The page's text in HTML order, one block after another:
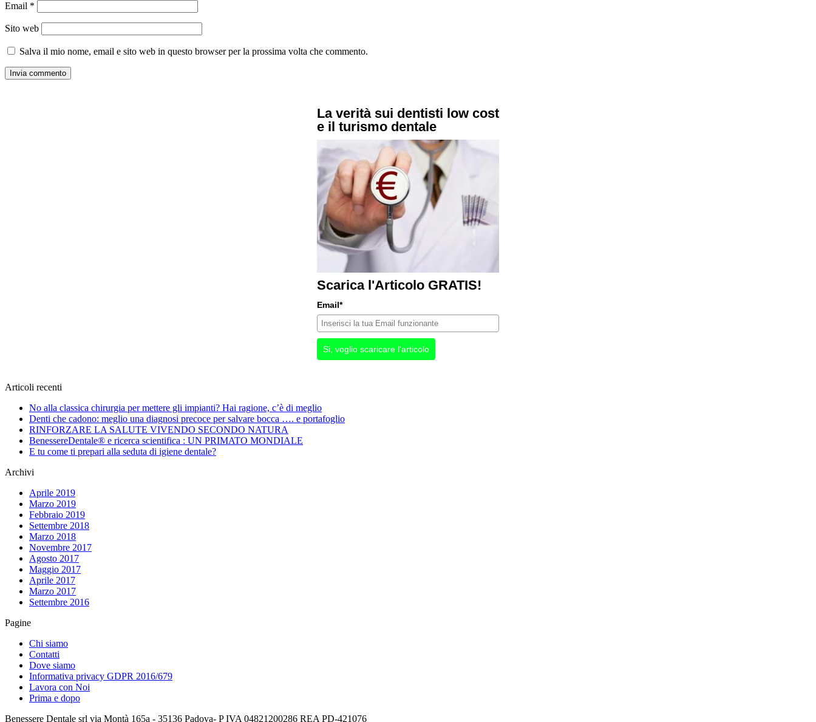
Email *
Sito web
Salva il mio nome, email e sito web in questo browser per la prossima volta che commento.
La verità sui dentisti low cost
e il turismo dentale
Scarica l'Articolo GRATIS!
Email*
Si, voglio scaricare l'articolo
Articoli recenti
No alla classica chirurgia per mettere gli impianti? Hai ragione, c’è di meglio
Denti che cadono: meglio una diagnosi precoce per salvare bocca …. e portafoglio
RINFORZARE LA SALUTE VIVENDO SECONDO NATURA
BenessereDentale® e ricerca scientifica : UN PRIMATO MONDIALE
E tu come ti prepari alla seduta di igiene dentale?
Archivi
Aprile 2019
Marzo 2019
Febbraio 2019
Settembre 2018
Marzo 2018
Novembre 2017
Agosto 2017
Maggio 2017
Aprile 2017
Marzo 2017
Settembre 2016
Pagine
Chi siamo
Contatti
Dove siamo
Informativa privacy GDPR 2016/679
Lavora con Noi
Prima e dopo
Benessere Dentale srl via Montà 165a - 35136 Padova- P IVA 04821200286 REA PD-421076